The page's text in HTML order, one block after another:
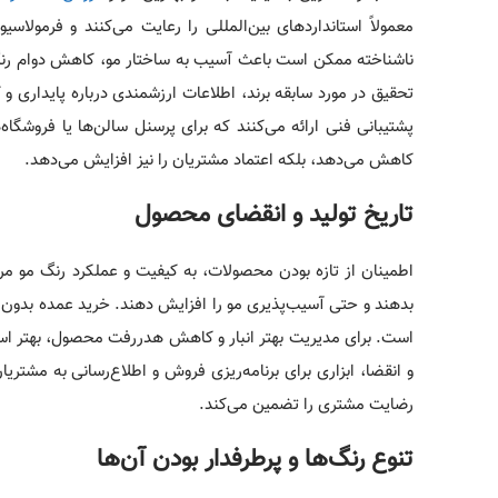
معمولاً استانداردهای بین‌المللی را رعایت می‌کنند و
ناشناخته ممکن است باعث آسیب به ساختار مو، کاهش دوام
تحقیق در مورد سابقه برند، اطلاعات ارزشمندی درباره
پشتیبانی فنی ارائه می‌کنند که برای پرسنل سالن‌ها یا
کاهش می‌دهد، بلکه اعتماد مشتریان را نیز افزایش می‌دهد.
تاریخ تولید و انقضای محصول
اطمینان از تازه بودن محصولات، به کیفیت و عملکرد رنگ
بدهند و حتی آسیب‌پذیری مو را افزایش دهند. خرید عمده
است. برای مدیریت بهتر انبار و کاهش هدررفت محصول، بهتر
و انقضا، ابزاری برای برنامه‌ریزی فروش و اطلاع‌رسانی به
رضایت مشتری را تضمین می‌کند.
تنوع رنگ‌ها و پرطرفدار بودن آن‌ها